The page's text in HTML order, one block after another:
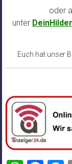
oder
unter
Euch hat unser